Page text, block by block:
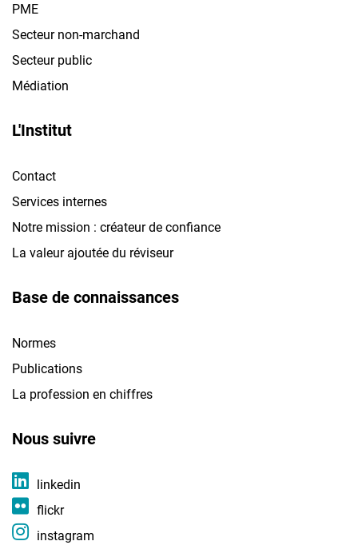
PME
Secteur non-marchand
Secteur public
Médiation
L'Institut
Contact
Services internes
Notre mission : créateur de confiance
La valeur ajoutée du réviseur
Base de connaissances
Normes
Publications
La profession en chiffres
Nous suivre
linkedin
flickr
instagram